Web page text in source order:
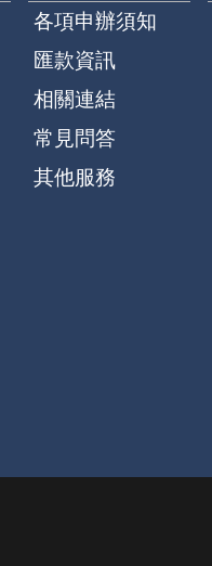
各項申辦須知
匯款資訊
相關連結
常見問答
其他服務